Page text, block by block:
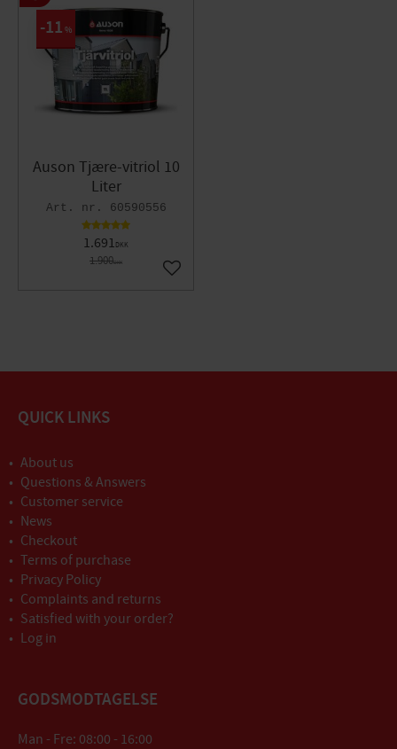
IP-klass\
Bullernivå under drift\
Vid köp och installation av Värmebaronens produkter i
Sverige så täcks du utav deras garanti. Garantin gäller endast
i Sverige. When purchasing and installing Värmebaronen’s
The warranty applies only in Sweden.
Auson Tjære-vitriol 10
Liter
60590556
1.691DKK
1.900DKK
11 %
Gem som favorit
QUICK LINKS
About us
Questions & Answers
Customer service
News
Checkout
Terms of purchase
Privacy Policy
Complaints and returns
Satisfied with your order?
Log in
GODSMODTAGELSE
Man - Fre: 08:00 - 16:00